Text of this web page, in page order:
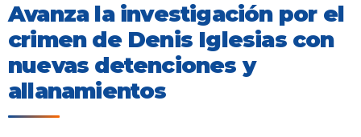
Avanza la investigación por el
crimen de Denis Iglesias con
nuevas detenciones y
allanamientos